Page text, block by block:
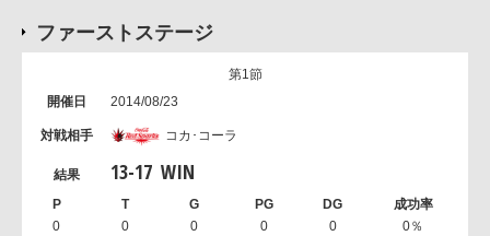
ファーストステージ
第1節
2014/08/23
コカ･コーラ
13-17 WIN
0 0 0 0 0 0％